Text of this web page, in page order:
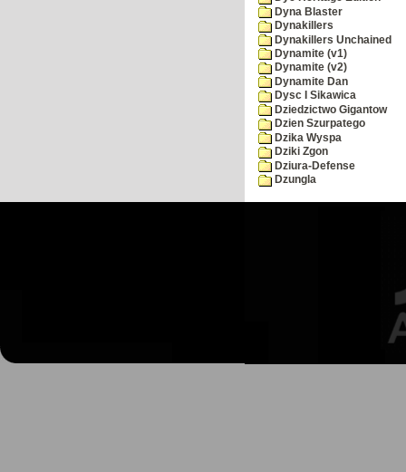
Dyna Blaster
Dynakillers
Dynakillers Unchained
Dynamite (v1)
Dynamite (v2)
Dynamite Dan
Dysc I Sikawica
Dziedzictwo Gigantow
Dzien Szurpatego
Dzika Wyspa
Dziki Zgon
Dziura-Defense
Dzungla